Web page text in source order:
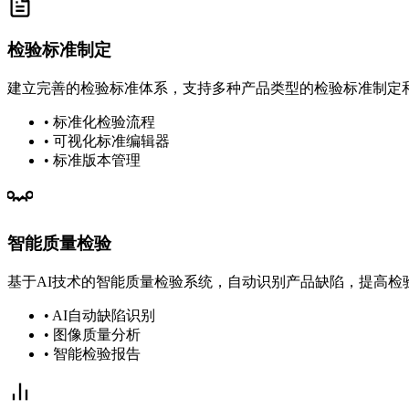
检验标准制定
建立完善的检验标准体系，支持多种产品类型的检验标准制定
• 标准化检验流程
• 可视化标准编辑器
• 标准版本管理
智能质量检验
基于AI技术的智能质量检验系统，自动识别产品缺陷，提高检
• AI自动缺陷识别
• 图像质量分析
• 智能检验报告